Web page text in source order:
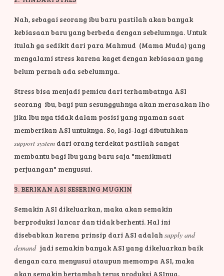
Nah, sebagai seorang ibu baru pastilah akan banyak
kebiasaan baru yang berbeda dengan sebelumnya. Untuk
itulah ga sedikit dari para Mahmud (Mama Muda) yang
mengalami stress karena kaget dengan kebiasaan yang
belum pernah ada sebelumnya.
Stress bisa menjadi pemicu dari terhambatnya ASI
seorang ibu, bayi pun sesungguhnya akan merasakan lho
jika Ibu nya tidak dalam posisi yang nyaman saat
memberikan ASI untuknya. So, lagi-lagi dibutuhkan
support system dari orang terdekat pastilah sangat
membantu bagi Ibu yang baru saja "menikmati
perjuangan" menyusui.
3. BERIKAN ASI SESERING MUGKIN
Semakin ASI dikeluarkan, maka akan semakin
berproduksi lancar dan tidak berhenti. Hal ini
disebabkan karena prinsip dari ASI adalah supply and
demand jadi semakin banyak ASI yang dikeluarkan baik
dengan cara menyusui ataupun memompa ASI, maka
akan semakin bertambah terus produksi ASInya.